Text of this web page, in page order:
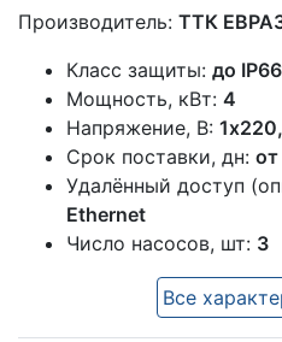
Производитель: ТТК
Класс защиты: до IP66
Мощность, кВт: 4
Напряжение, В:
Срок поставки, дн: от
Удалённый доступ
Ethernet
Число насосов, шт: 3
Все